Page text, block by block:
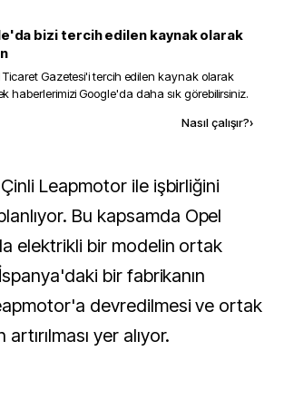
bizi tercih edilen kaynak olarak
Gazetesi'i tercih edilen kaynak olarak
haberlerimizi Google'da daha sık görebilirsiniz.
Nasıl çalışır?›
Bu kapsamda Opel
elektrikli bir modelin ortak
bir fabrikanın
devredilmesi ve ortak
artırılması yer alıyor.